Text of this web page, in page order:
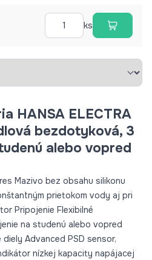
ks
HANSA ELECTRA
bezdotyková, 3
alebo vopred
Mazivo bez obsahu silikonu
prietokom vody aj pri
Pripojenie Flexibilné
na studenú alebo vopred
Advanced PSD sensor,
nízkej kapacity napájacej